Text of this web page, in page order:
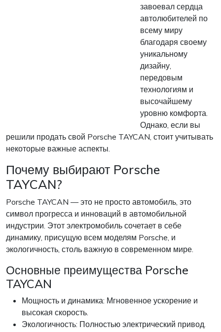
завоевал сердца
автолюбителей по
всему миру
благодаря своему
уникальному
дизайну,
передовым
технологиям и
высочайшему
уровню комфорта.
Однако, если вы
решили продать свой Porsche TAYCAN, стоит учитывать
некоторые важные аспекты.
Почему выбирают Porsche
TAYCAN?
Porsche TAYCAN — это не просто автомобиль, это
символ прогресса и инноваций в автомобильной
индустрии. Этот электромобиль сочетает в себе
динамику, присущую всем моделям Porsche, и
экологичность, столь важную в современном мире.
Основные преимущества Porsche
TAYCAN
Мощность и динамика: Мгновенное ускорение и
высокая скорость.
Экологичность: Полностью электрический привод.